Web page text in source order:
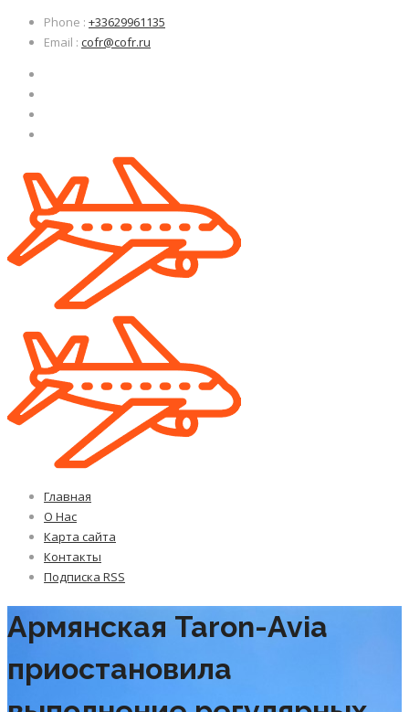
Phone : +33629961135
Email : cofr@cofr.ru
Главная
О Нас
Карта сайта
Контакты
Подписка RSS
Армянская Taron-Avia
приостановила